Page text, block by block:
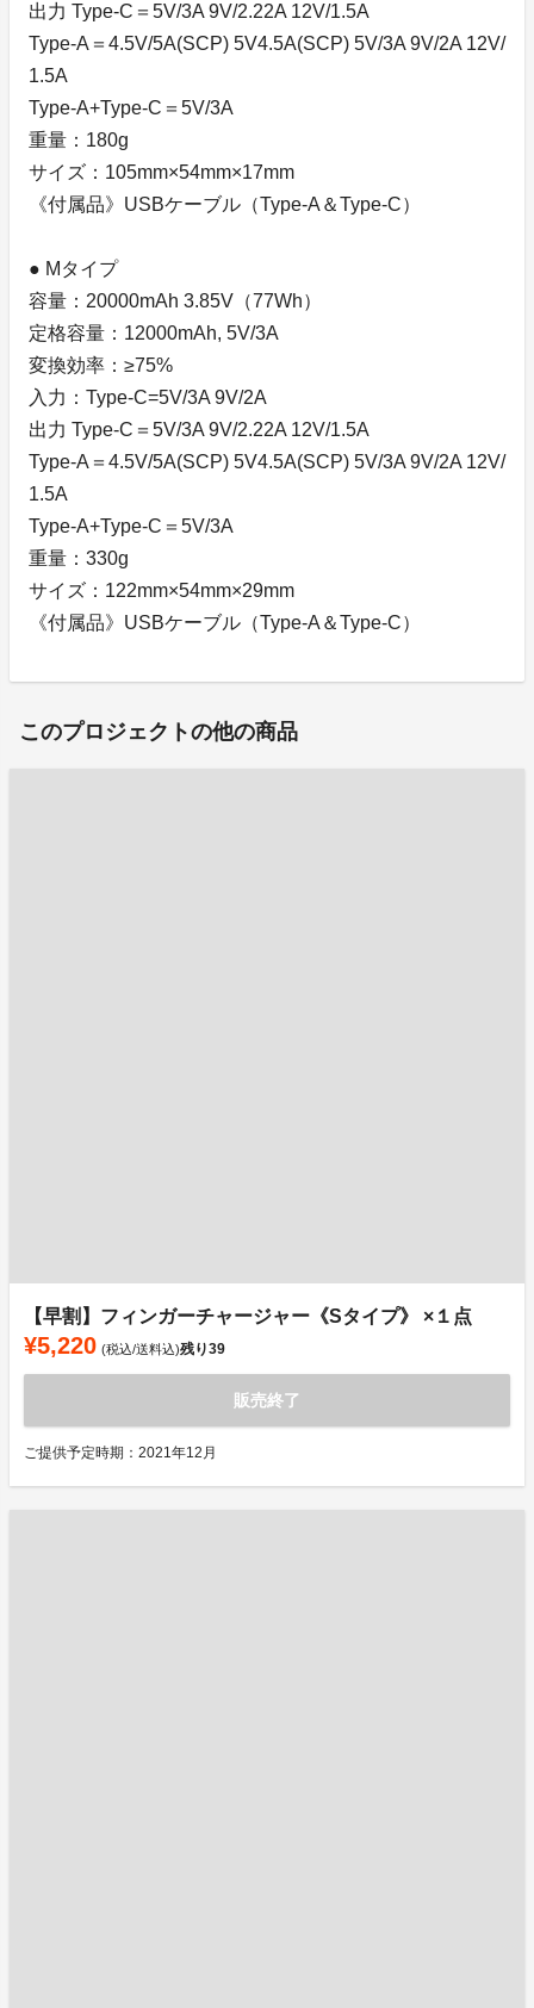
出力 Type-C＝5V/3A 9V/2.22A 12V/1.5A
Type-A＝4.5V/5A(SCP) 5V4.5A(SCP) 5V/3A 9V/2A 12V/
1.5A
Type-A+Type-C＝5V/3A
重量：180g
サイズ：105mm×54mm×17mm
《付属品》USBケーブル（Type-A＆Type-C）
● Mタイプ
容量：20000mAh 3.85V（77Wh）
定格容量：12000mAh, 5V/3A
変換効率：≥75%
入力：Type-C=5V/3A 9V/2A
出力 Type-C＝5V/3A 9V/2.22A 12V/1.5A
Type-A＝4.5V/5A(SCP) 5V4.5A(SCP) 5V/3A 9V/2A 12V/
1.5A
Type-A+Type-C＝5V/3A
重量：330g
サイズ：122mm×54mm×29mm
《付属品》USBケーブル（Type-A＆Type-C）
このプロジェクトの他の商品
【早割】フィンガーチャージャー《Sタイプ》 ×１点
¥5,220 (税込/送料込)残り39
販売終了
ご提供予定時期：2021年12月